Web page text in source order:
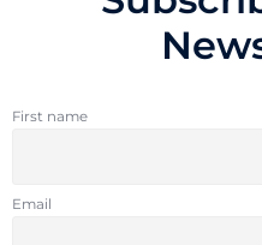
First name
Email